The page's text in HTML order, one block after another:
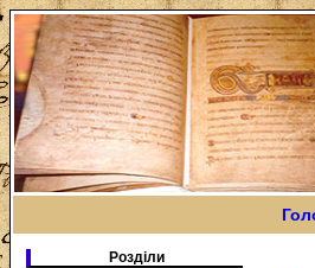
Розділи